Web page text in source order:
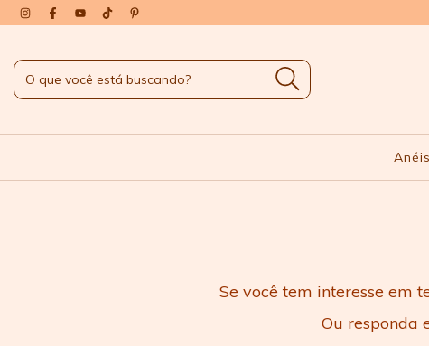
Anéis
Se você tem interesse em
Ou responda